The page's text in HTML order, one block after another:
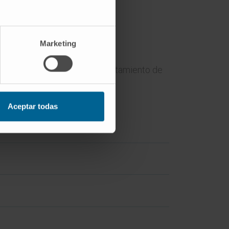
Marketing
Aceptar todas
que sea una ayuda en el tratamiento de